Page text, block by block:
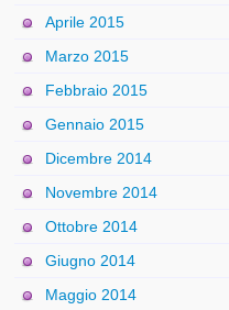
Aprile 2015
Marzo 2015
Febbraio 2015
Gennaio 2015
Dicembre 2014
Novembre 2014
Ottobre 2014
Giugno 2014
Maggio 2014